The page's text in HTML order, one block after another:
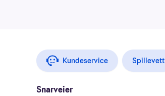
Kundeservice Spillevett
Snarveier